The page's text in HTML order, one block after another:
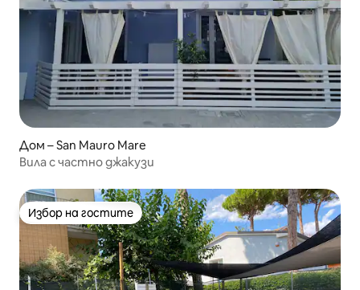
Дом – San Mauro Mare
Вила с частно джакузи
Избор на гостите
Избор на гостите